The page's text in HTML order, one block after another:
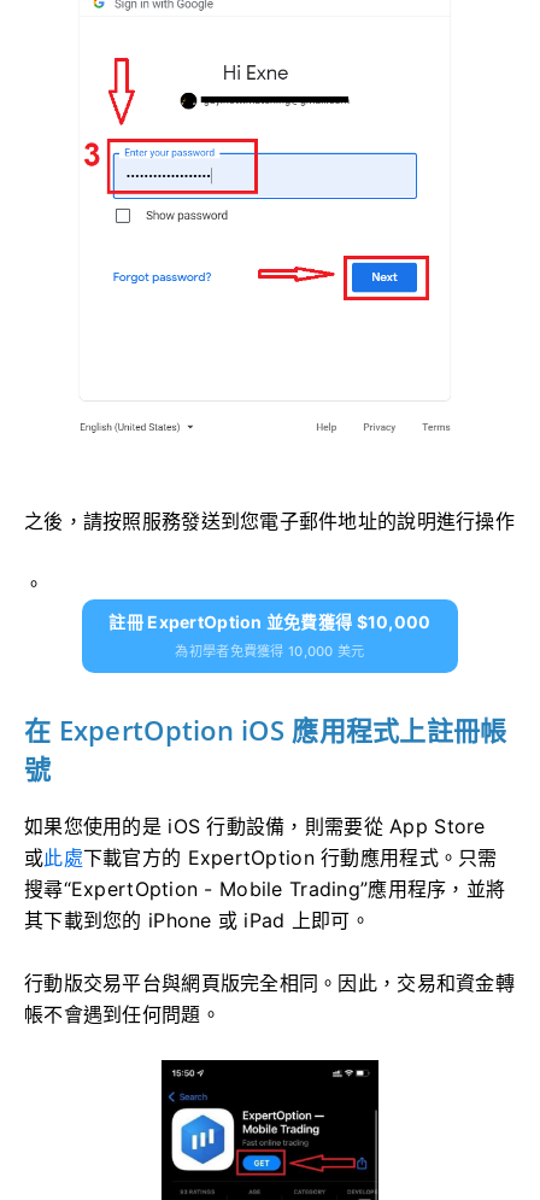
之後，請按照服務發送到您電子郵件地址的說明進行操作
。
註冊 ExpertOption 並免費獲得 $10,000
為初學者免費獲得 10,000 美元
在 ExpertOption iOS 應用程式上註冊帳
號
如果您使用的是 iOS 行動設備，則需要從 App Store
或此處下載官方的 ExpertOption 行動應用程式。只需
搜尋“ExpertOption - Mobile Trading”應用程序，並將
其下載到您的 iPhone 或 iPad 上即可。
行動版交易平台與網頁版完全相同。因此，交易和資金轉
帳不會遇到任何問題。